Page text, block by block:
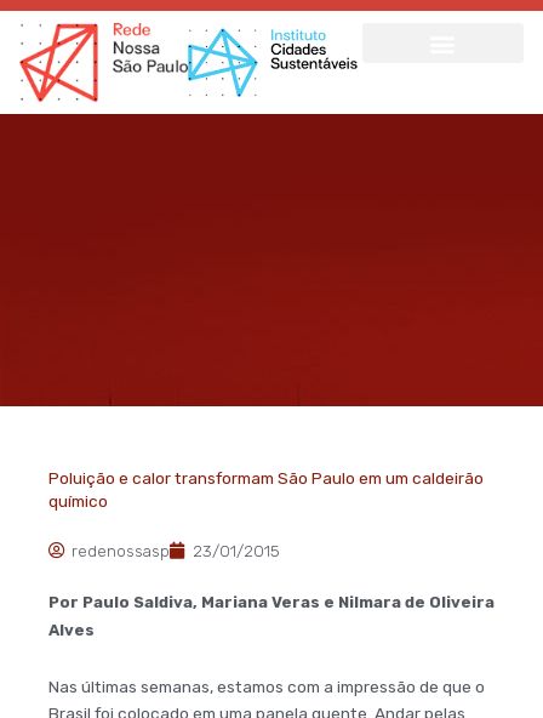
Ir
para
conteúdo
Poluição e calor transformam São Paulo em um caldeirão
químico
redenossasp 23/01/2015
Por Paulo Saldiva, Mariana Veras e Nilmara de Oliveira
Alves
Nas últimas semanas, estamos com a impressão de que o
Brasil foi colocado em uma panela quente. Andar pelas